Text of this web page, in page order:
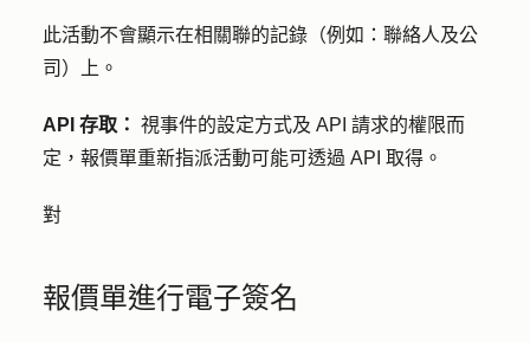
此活動不會顯示在相關聯的記錄（例如：聯絡人及公
司）上。
API 存取： 視事件的設定方式及 API 請求的權限而
定，報價單重新指派活動可能可透過 API 取得。
對
報價單進行電子簽名